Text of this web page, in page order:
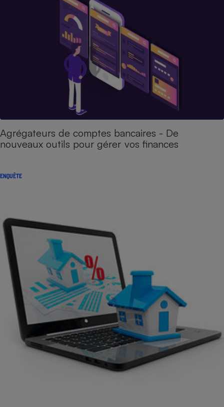
Agrégateurs de comptes bancaires - De
nouveaux outils pour gérer vos finances
ENQUÊTE